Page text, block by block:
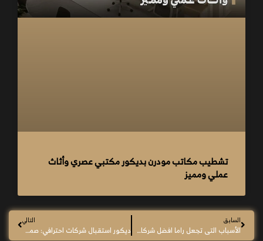
تشطيب مكاتب مودرن بديكور مكتبي عصري وأثاث
عملي ومميز
السابق
الأسباب التى تجعل راما افضل شركات التشطيب والديكور فى مصر
التالي
ديكور استقبال شركات احترافي: صممه مع راما لتجربة راقية لا تُنسى